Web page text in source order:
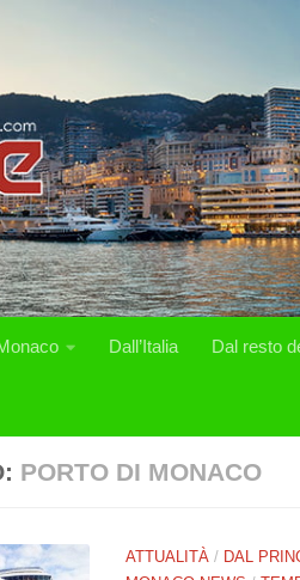
Dall’Italia Dal resto
PORTO DI MONACO
ATTUALITÀ / DAL